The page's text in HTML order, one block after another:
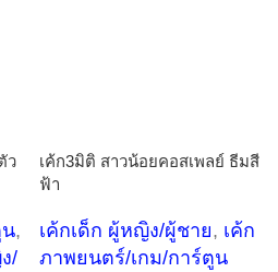
ว
น,
/
เค้ก3มิติ สาวน้อยคอสเพลย์ ธีมสี
ฟ้า
เค้กเด็ก ผู้หญิง/ผู้ชาย, เค้ก
ภาพยนตร์/เกม/การ์ตูน